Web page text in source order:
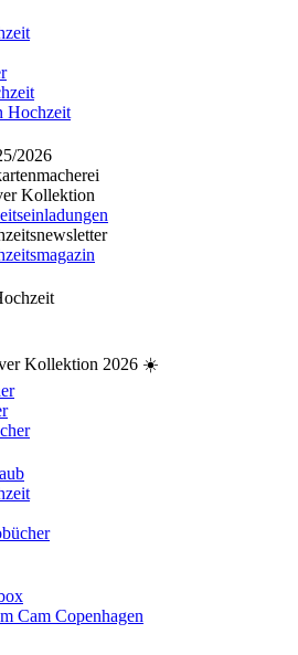
Hochzeit
2026
Kollektion
Kollektion 2026 ☀️
Cam Copenhagen